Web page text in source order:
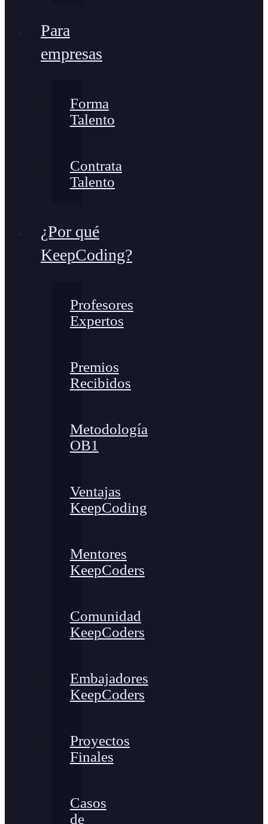
Para
empresas
Forma
Talento
Contrata
Talento
¿Por qué
KeepCoding?
Profesores
Expertos
Premios
Recibidos
Metodología
OB1
Ventajas
KeepCoding
Mentores
KeepCoders
Comunidad
KeepCoders
Embajadores
KeepCoders
Proyectos
Finales
Casos
de